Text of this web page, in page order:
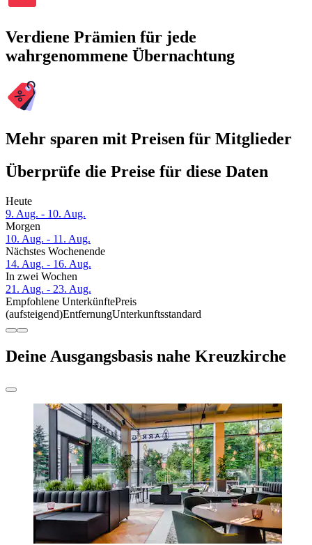
Verdiene Prämien für jede
wahrgenommene Übernachtung
Mehr sparen mit Preisen für Mitglieder
Überprüfe die Preise für diese Daten
Heute
9. Aug. - 10. Aug.
Morgen
10. Aug. - 11. Aug.
Nächstes Wochenende
14. Aug. - 16. Aug.
In zwei Wochen
21. Aug. - 23. Aug.
Empfohlene UnterkünftePreis
(aufsteigend)EntfernungUnterkunftsstandard
Deine Ausgangsbasis nahe Kreuzkirche